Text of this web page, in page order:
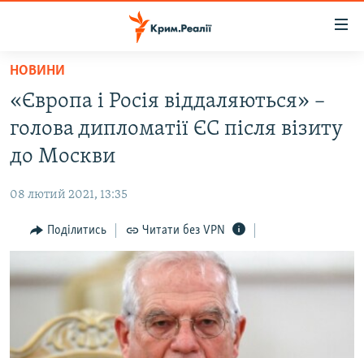
Перейти
основного
матеріалу
Перейти
до
основної
Перейти
до
пошуку
ВОДА.КРИМ
ВІДЕО ТА ФОТО
БЛОГИ
ПОГЛЯД
ВСЕ ЗА ДЕНЬ
СПЕЦПРОЕКТИ
ДЕПОРТАЦІЯ
ЯК ОБІЙТИ БЛОКУВАННЯ
НОВИНИ
«Європа і Росія віддаляються» –
голова дипломатії ЄС після візиту
до Москви
08 лютий 2021, 13:35
Поділитись Читати без VPN